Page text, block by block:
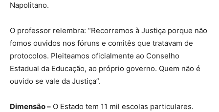
Napolitano.
O professor relembra: “Recorremos à Justiça porque não
fomos ouvidos nos fóruns e comitês que tratavam de
protocolos. Pleiteamos oficialmente ao Conselho
Estadual da Educação, ao próprio governo. Quem não é
ouvido se vale da Justiça”.
Dimensão – O Estado tem 11 mil escolas particulares.